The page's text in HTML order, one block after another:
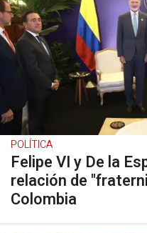
POLÍTICA
Felipe VI y De la
relación de
Colombia